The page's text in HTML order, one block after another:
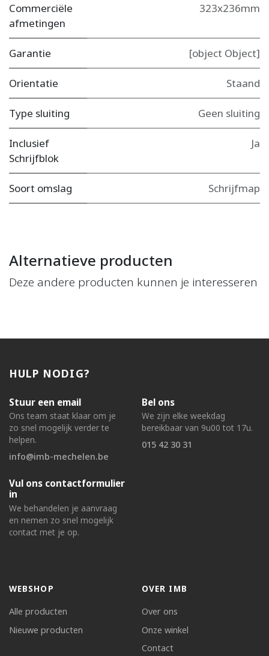
Commerciële
afmetingen
323x236mm
Garantie [object Object]
Orientatie Staand
Type sluiting Geen sluiting
Inclusief
Schrijfblok
Ja
Soort omslag Schrijfmap
Alternatieve producten
Deze andere producten kunnen je interesseren
HULP NODIG?
Stuur een email
Ons team staat klaar om je
zo snel mogelijk verder te
helpen.
info@imb-mechelen.be
Bel ons
We zijn elke weekdag
bereikbaar van 9u00 tot 17u.
015 42 30 31
Vul ons contactformulier
in
We behandelen je aanvraag
en nemen zo snel mogelijk
contact met je op.
WEBSHOP
Alle producten
Nieuwe producten
OVER IMB
Over ons
Onze winkel
Contact